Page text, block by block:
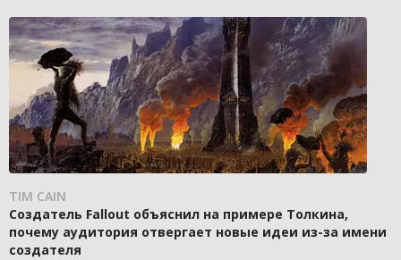
TIM CAIN
Создатель Fallout объяснил на примере Толкина,
почему аудитория отвергает новые идеи из-за имени
создателя